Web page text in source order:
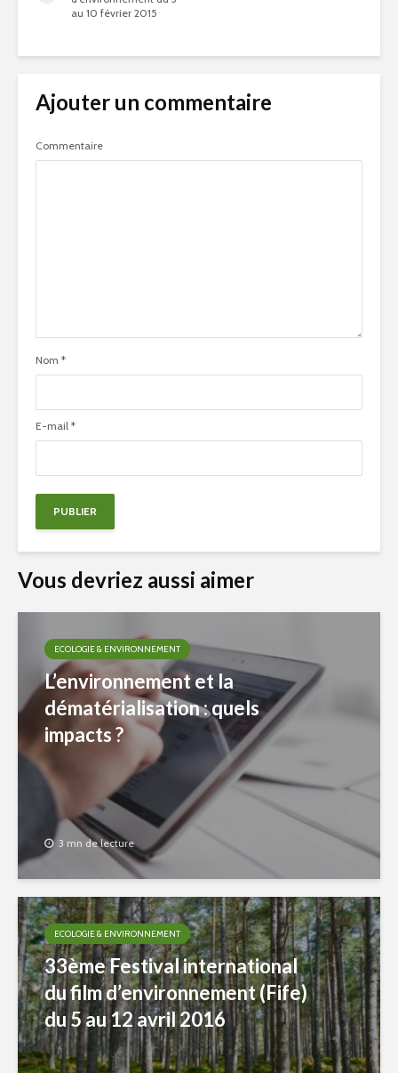
au 10 février 2015
Ajouter un commentaire
Commentaire
Nom *
E-mail *
Vous devriez aussi aimer
ECOLOGIE & ENVIRONNEMENT
L’environnement et la
dématérialisation : quels
impacts ?
3 mn de lecture
ECOLOGIE & ENVIRONNEMENT
33ème Festival international
du film d’environnement (Fife)
du 5 au 12 avril 2016